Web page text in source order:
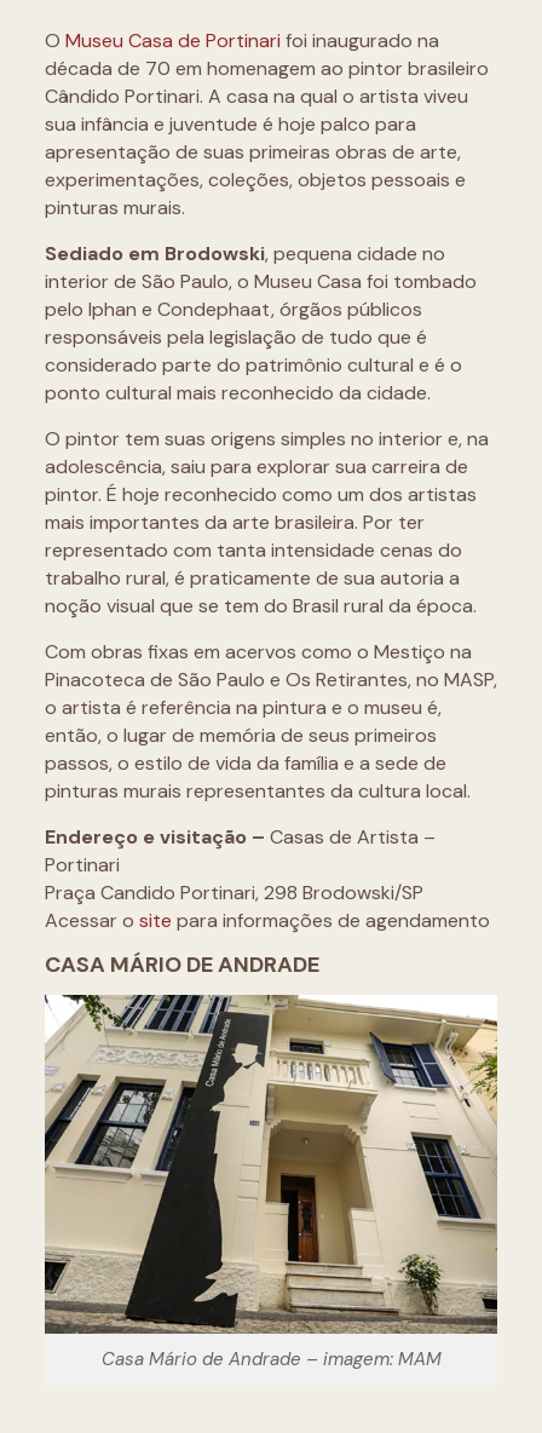
O Museu Casa de Portinari foi inaugurado na
década de 70 em homenagem ao pintor brasileiro
Cândido Portinari. A casa na qual o artista viveu
sua infância e juventude é hoje palco para
apresentação de suas primeiras obras de arte,
experimentações, coleções, objetos pessoais e
pinturas murais.
Sediado em Brodowski, pequena cidade no
interior de São Paulo, o Museu Casa foi tombado
pelo Iphan e Condephaat, órgãos públicos
responsáveis pela legislação de tudo que é
considerado parte do patrimônio cultural e é o
ponto cultural mais reconhecido da cidade.
O pintor tem suas origens simples no interior e, na
adolescência, saiu para explorar sua carreira de
pintor. É hoje reconhecido como um dos artistas
mais importantes da arte brasileira. Por ter
representado com tanta intensidade cenas do
trabalho rural, é praticamente de sua autoria a
noção visual que se tem do Brasil rural da época.
Com obras fixas em acervos como o Mestiço na
Pinacoteca de São Paulo e Os Retirantes, no MASP,
o artista é referência na pintura e o museu é,
então, o lugar de memória de seus primeiros
passos, o estilo de vida da família e a sede de
pinturas murais representantes da cultura local.
Endereço e visitação – Casas de Artista –
Portinari
Praça Candido Portinari, 298 Brodowski/SP
Acessar o site para informações de agendamento
CASA MÁRIO DE ANDRADE
Casa Mário de Andrade – imagem: MAM